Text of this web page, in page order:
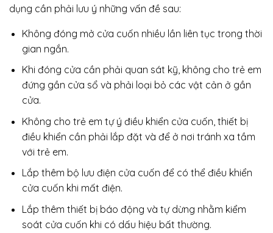
dụng cần phải lưu ý những vấn đề sau:
Không đóng mở cửa cuốn nhiều lần liên tục trong thời
gian ngắn.
Khi đóng cửa cần phải quan sát kỹ, không cho trẻ em
đứng gần cửa sổ và phải loại bỏ các vật cản ở gần
cửa.
Không cho trẻ em tự ý điều khiển cửa cuốn, thiết bị
điều khiển cần phải lắp đặt và để ở nơi tránh xa tầm
với trẻ em.
Lắp thêm bộ lưu điện cửa cuốn để có thể điều khiển
cửa cuốn khi mất điện.
Lắp thêm thiết bị báo động và tự dừng nhằm kiểm
soát cửa cuốn khi có dấu hiệu bất thường.